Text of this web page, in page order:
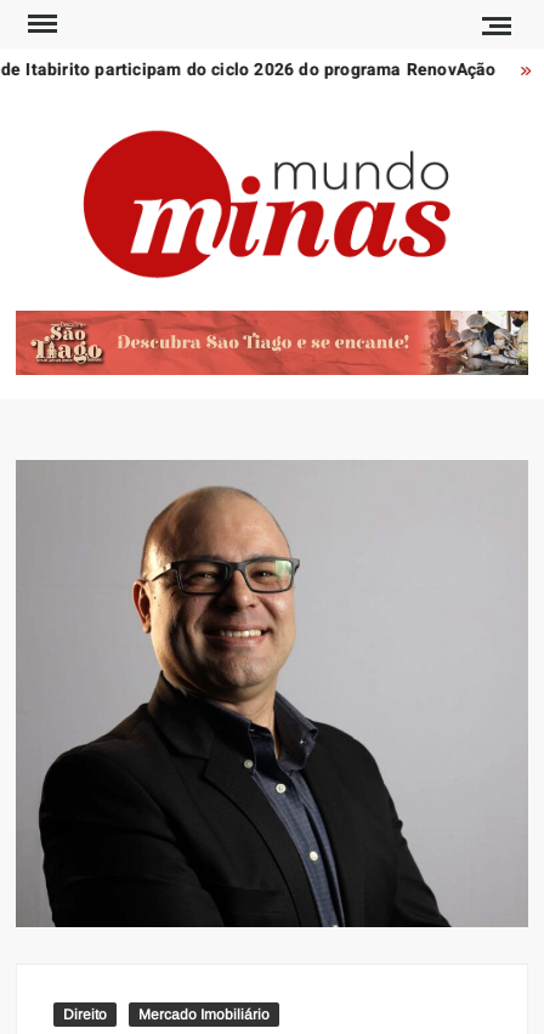
Skip
content
Itabirito participam do ciclo 2026 do programa RenovAção
Gerais
e do
mundo
Direito Mercado Imobiliário